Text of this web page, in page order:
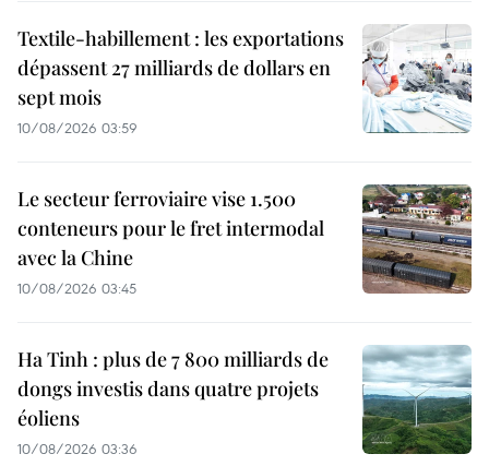
Textile-habillement : les exportations
dépassent 27 milliards de dollars en
sept mois
10/08/2026 03:59
Le secteur ferroviaire vise 1.500
conteneurs pour le fret intermodal
avec la Chine
10/08/2026 03:45
Ha Tinh : plus de 7 800 milliards de
dongs investis dans quatre projets
éoliens
10/08/2026 03:36